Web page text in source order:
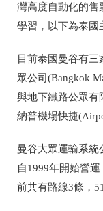
灣高度自動化的售
學習，以下為泰國
目前泰國曼谷有
眾公司(Bangkok
與地下鐵路公眾有
納普機場快捷
曼谷大眾運輸系統
自1999年開始營
前共有路線3條，